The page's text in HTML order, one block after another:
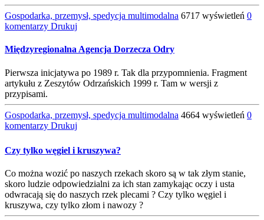
Gospodarka, przemysł, spedycja multimodalna 6717 wyświetleń 0
komentarzy Drukuj
Międzyregionalna Agencja Dorzecza Odry
Pierwsza inicjatywa po 1989 r. Tak dla przypomnienia. Fragment
artykułu z Zeszytów Odrzańskich 1999 r. Tam w wersji z
przypisami.
Gospodarka, przemysł, spedycja multimodalna 4664 wyświetleń 0
komentarzy Drukuj
Czy tylko węgiel i kruszywa?
Co można wozić po naszych rzekach skoro są w tak złym stanie,
skoro ludzie odpowiedzialni za ich stan zamykając oczy i usta
odwracają się do naszych rzek plecami ? Czy tylko węgiel i
kruszywa, czy tylko złom i nawozy ?